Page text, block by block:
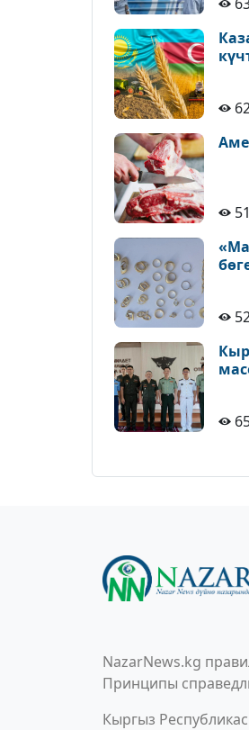
NazarNews.kg
Принципы
Кыргыз